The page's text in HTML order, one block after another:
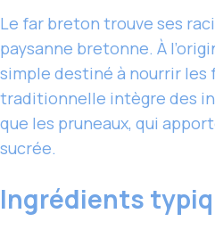
Le far breton trouve ses
paysanne bretonne. À
simple destiné à nourrir les
traditionnelle intègre des
que les pruneaux, qui
sucrée.
Ingrédients